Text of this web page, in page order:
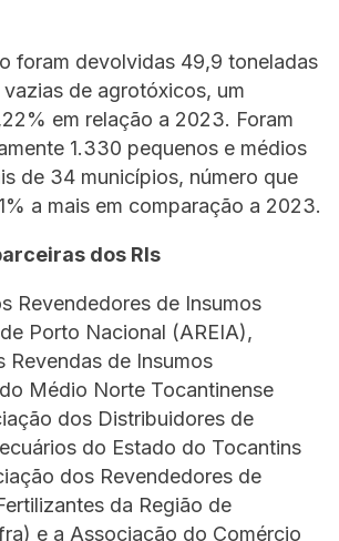
foram devolvidas 49,9 toneladas
de agrotóxicos, um
em relação a 2023. Foram
1.330 pequenos e médios
de 34 municípios, número que
a mais em comparação a 2023.
dos RIs
Revendedores de Insumos
Porto Nacional (AREIA),
Revendas de Insumos
Médio Norte Tocantinense
dos Distribuidores de
do Estado do Tocantins
dos Revendedores de
da Região de
e a Associação do Comércio